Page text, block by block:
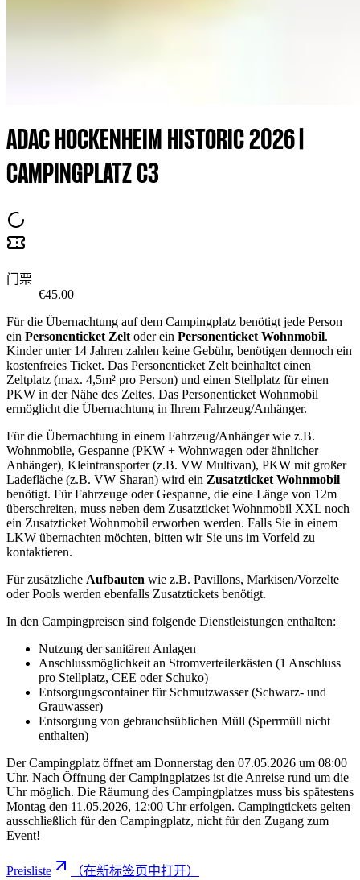
ADAC HOCKENHEIM HISTORIC 2026 |
CAMPINGPLATZ C3
门票
€45.00
Für die Übernachtung auf dem Campingplatz benötigt jede Person
ein Personenticket Zelt oder ein Personenticket Wohnmobil.
Kinder unter 14 Jahren zahlen keine Gebühr, benötigen dennoch ein
kostenfreies Ticket. Das Personenticket Zelt beinhaltet einen
Zeltplatz (max. 4,5m² pro Person) und einen Stellplatz für einen
PKW in der Nähe des Zeltes. Das Personenticket Wohnmobil
ermöglicht die Übernachtung in Ihrem Fahrzeug/Anhänger.
Für die Übernachtung in einem Fahrzeug/Anhänger wie z.B.
Wohnmobile, Gespanne (PKW + Wohnwagen oder ähnlicher
Anhänger), Kleintransporter (z.B. VW Multivan), PKW mit großer
Ladefläche (z.B. VW Sharan) wird ein Zusatzticket Wohnmobil
benötigt. Für Fahrzeuge oder Gespanne, die eine Länge von 12m
überschreiten, muss neben dem Zusatzticket Wohnmobil XXL noch
ein Zusatzticket Wohnmobil erworben werden. Falls Sie in einem
LKW übernachten möchten, bitten wir Sie uns im Vorfeld zu
kontaktieren.
Für zusätzliche Aufbauten wie z.B. Pavillons, Markisen/Vorzelte
oder Pools werden ebenfalls Zusatztickets benötigt.
In den Campingpreisen sind folgende Dienstleistungen enthalten:
Nutzung der sanitären Anlagen
Anschlussmöglichkeit an Stromverteilerkästen (1 Anschluss
pro Stellplatz, CEE oder Schuko)
Entsorgungscontainer für Schmutzwasser (Schwarz- und
Grauwasser)
Entsorgung von gebrauchsüblichen Müll (Sperrmüll nicht
enthalten)
Der Campingplatz öffnet am Donnerstag den 07.05.2026 um 08:00
Uhr. Nach Öffnung der Campingplatzes ist die Anreise rund um die
Uhr möglich. Die Räumung des Campingplatzes muss bis spätestens
Montag den 11.05.2026, 12:00 Uhr erfolgen. Campingtickets gelten
ausschließlich für den Campingplatz, nicht für den Zugang zum
Event!
Preisliste （在新标签页中打开）